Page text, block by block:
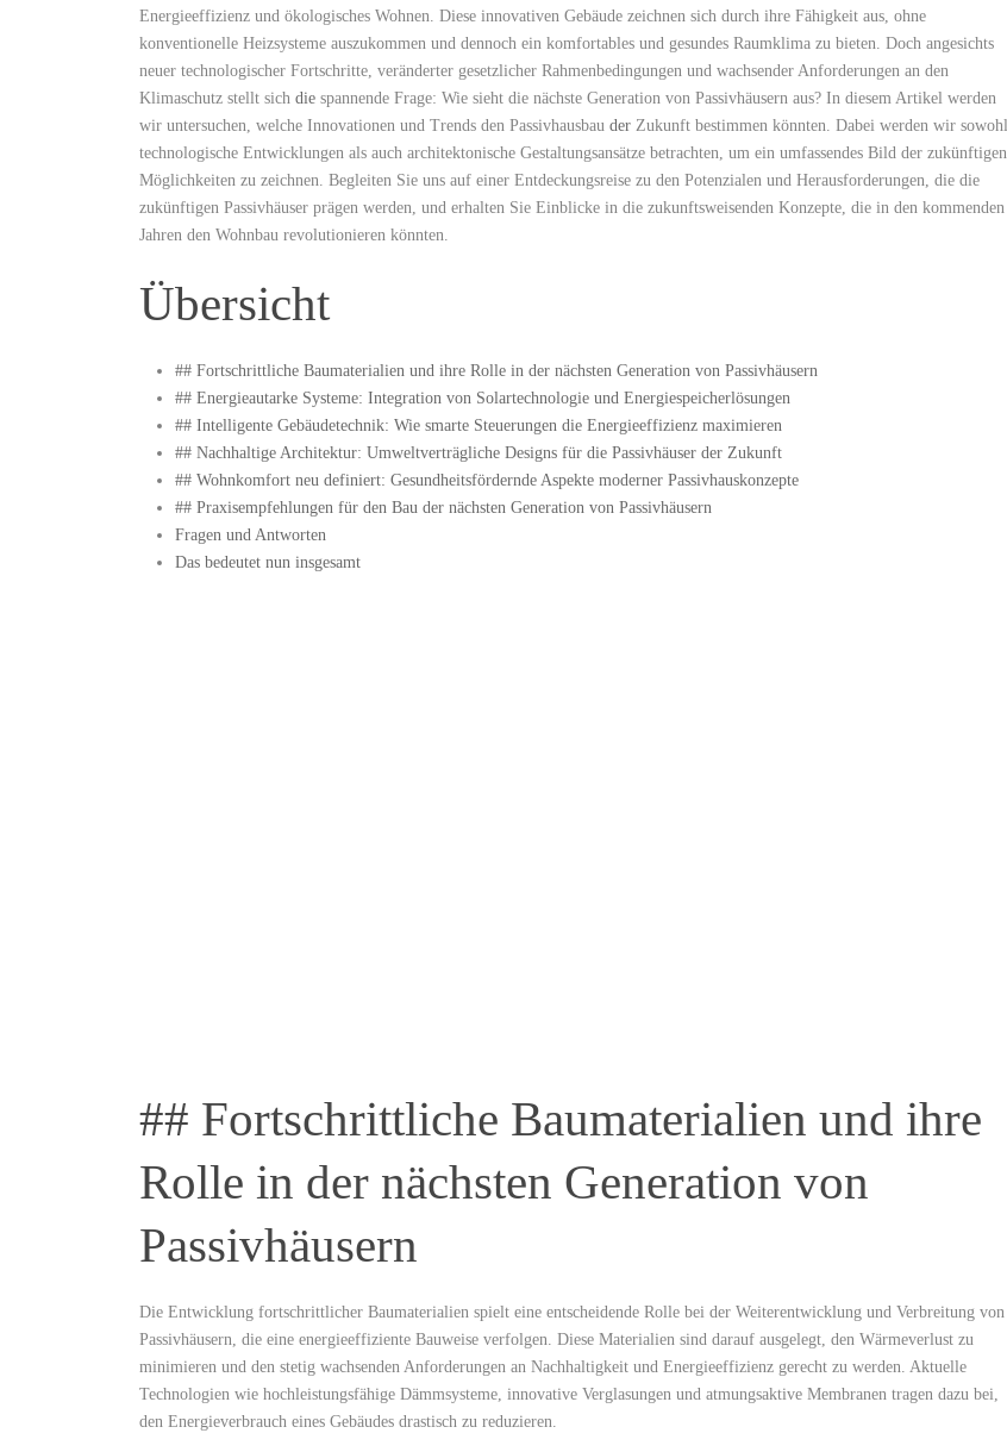
Energieeffizienz und ökologisches Wohnen. Diese innovativen ‍Gebäude zeichnen⁣ sich durch ihre ​Fähigkeit aus, ⁣ohne
konventionelle Heizsysteme auszukommen und dennoch ein komfortables und gesundes Raumklima zu⁤ bieten. Doch⁣ angesichts⁢
neuer ⁤technologischer Fortschritte, veränderter gesetzlicher Rahmenbedingungen und ‍wachsender Anforderungen an den
Klimaschutz stellt sich die spannende Frage: Wie ‌sieht die nächste Generation von Passivhäusern aus? In diesem Artikel werden‍
wir untersuchen, welche Innovationen ‍und Trends den Passivhausbau der Zukunft ⁣bestimmen könnten. Dabei werden ‌wir sowohl
technologische ‌Entwicklungen als auch architektonische Gestaltungsansätze betrachten, um ein umfassendes Bild der zukünftigen​
Möglichkeiten zu⁢ zeichnen.‍ Begleiten Sie ⁤uns⁣ auf einer Entdeckungsreise zu den Potenzialen‍ und Herausforderungen, die die
zukünftigen ​Passivhäuser prägen werden, und erhalten Sie Einblicke in die zukunftsweisenden Konzepte, ​die ‍in den kommenden
Jahren den Wohnbau revolutionieren‌ könnten.
Übersicht
## Fortschrittliche Baumaterialien und ihre Rolle in der nächsten Generation von Passivhäusern
## ⁣Energieautarke Systeme: ⁤Integration‍ von Solartechnologie​ und‌ Energiespeicherlösungen
## Intelligente Gebäudetechnik: Wie smarte⁣ Steuerungen die Energieeffizienz maximieren
##⁤ Nachhaltige ⁢Architektur: ⁣Umweltverträgliche ⁤Designs für die Passivhäuser der Zukunft
## ​Wohnkomfort neu definiert: Gesundheitsfördernde Aspekte⁤ moderner Passivhauskonzepte
##‌ Praxisempfehlungen für ⁣den Bau der ⁤nächsten Generation von Passivhäusern
Fragen und Antworten
Das bedeutet⁤ nun insgesamt
## Fortschrittliche‌ Baumaterialien und ihre
Rolle in der nächsten Generation von
Passivhäusern
Die‌ Entwicklung fortschrittlicher⁣ Baumaterialien spielt eine entscheidende Rolle bei der Weiterentwicklung und Verbreitung von
Passivhäusern, die eine energieeffiziente Bauweise verfolgen. Diese Materialien sind ⁣darauf‌ ausgelegt, den Wärmeverlust zu
minimieren und den stetig‍ wachsenden ‍Anforderungen an Nachhaltigkeit und Energieeffizienz⁤ gerecht zu werden. Aktuelle
Technologien ⁤wie‍ hochleistungsfähige Dämmsysteme, innovative Verglasungen und atmungsaktive Membranen tragen dazu bei,
den Energieverbrauch eines Gebäudes drastisch⁢ zu ​reduzieren.